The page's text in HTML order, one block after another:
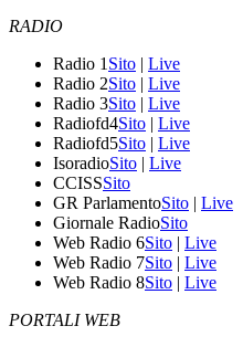
RADIO
Radio 1 Sito | Live
Radio 2Sito | Live
Radio 3Sito | Live
Radiofd4Sito | Live
Radiofd5Sito | Live
IsoradioSito | Live
CCISSSito
GR ParlamentoSito | Live
Giornale RadioSito
Web Radio 6Sito | Live
Web Radio 7Sito | Live
Web Radio 8Sito | Live
PORTALI WEB